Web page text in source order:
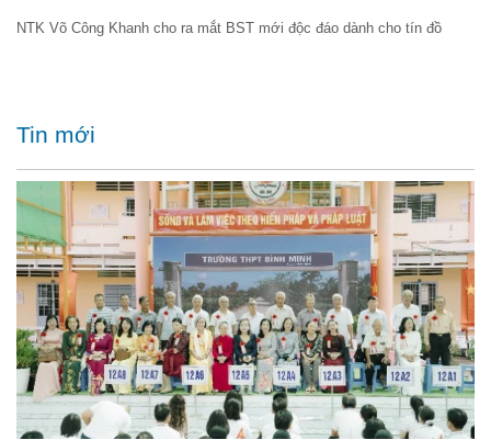
NTK Võ Công Khanh cho ra mắt BST mới độc đáo dành cho tín đồ
Tin mới